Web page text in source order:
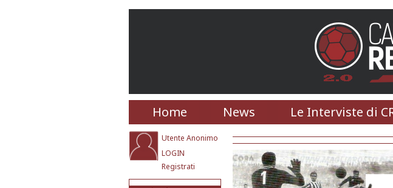
Home News Le Interviste di
Utente Anonimo
LOGIN
Registrati